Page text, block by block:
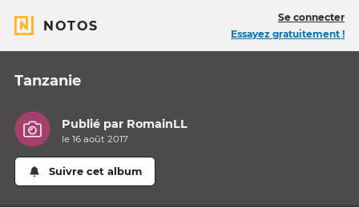
NOTOS
Se connecter
Essayez gratuitement !
Tanzanie
Publié par RomainLL
le 16 août 2017
Suivre cet album